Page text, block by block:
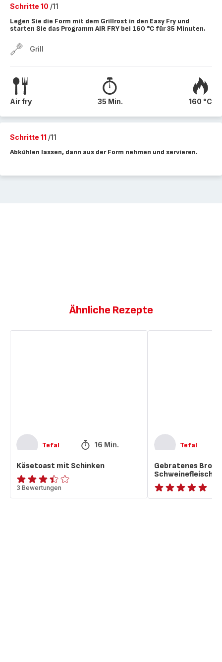
Schritte 10 /11
Legen Sie die Form mit dem Grillrost in den Easy Fry und
starten Sie das Programm AIR FRY bei 160 °C für 35 Minuten.
Grill
Air fry 35 Min. 160 °C
Schritte 11 /11
Abkühlen lassen, dann aus der Form nehmen und servieren.
Ähnliche Rezepte
Tefal 16 Min.
Käsetoast mit Schinken
ratings.3.4
3 Bewertungen
Tefal
Gebratenes Brot
Schweinefleisch
ratings.NaN